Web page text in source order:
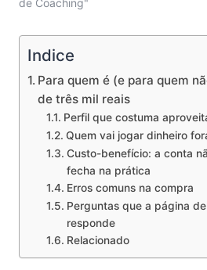
de Coaching"
Indice
Para quem é (e para quem
de três mil reais
Perfil que costuma
Quem vai jogar dinheiro
Custo-benefício: a conta
fecha na prática
Erros comuns na compra
Perguntas que a página
responde
Relacionado